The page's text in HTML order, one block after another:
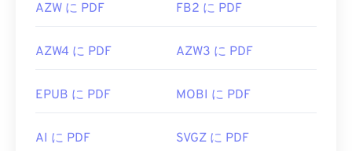
AZW に PDF FB2 に PDF
AZW4 に PDF AZW3 に PDF
EPUB に PDF MOBI に PDF
AI に PDF SVGZ に PDF